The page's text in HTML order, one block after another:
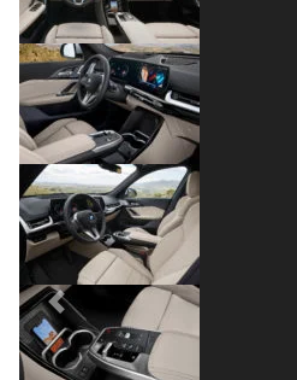
Previous